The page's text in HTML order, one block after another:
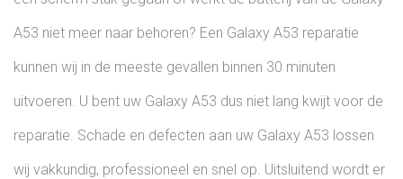
A53 niet meer naar behoren? Een Galaxy A53 reparatie
kunnen wij in de meeste gevallen binnen 30 minuten
uitvoeren. U bent uw Galaxy A53 dus niet lang kwijt voor de
reparatie. Schade en defecten aan uw Galaxy A53 lossen
wij vakkundig, professioneel en snel op. Uitsluitend wordt er